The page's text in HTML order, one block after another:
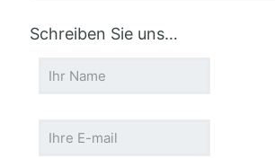
Schreiben Sie uns…